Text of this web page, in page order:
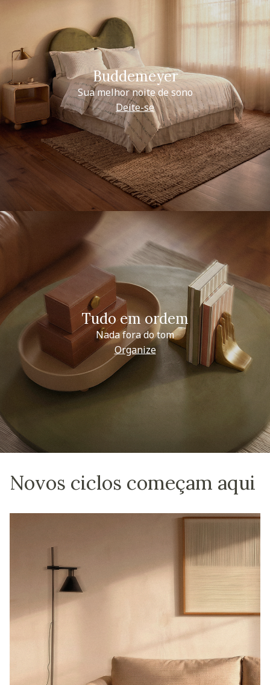
Buddemeyer
Sua melhor noite de sono
Deite-se
Tudo em ordem
Nada fora do tom
Organize
Novos ciclos começam aqui